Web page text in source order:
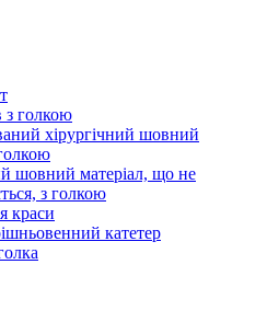
з голкою
хірургічний шовний
шовний матеріал, що не
з голкою
краси
катетер